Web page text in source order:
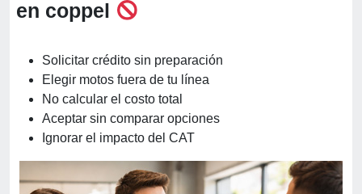
en coppel
Solicitar crédito sin preparación
Elegir motos fuera de tu línea
No calcular el costo total
Aceptar sin comparar opciones
Ignorar el impacto del CAT